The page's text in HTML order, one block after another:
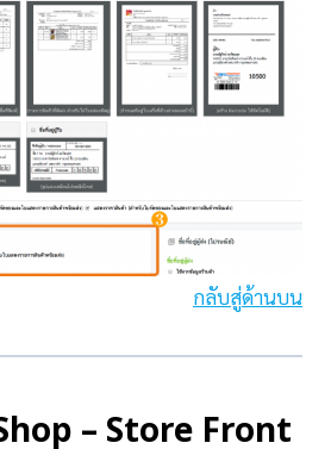
กลับสู่ด้านบน
– Store Front